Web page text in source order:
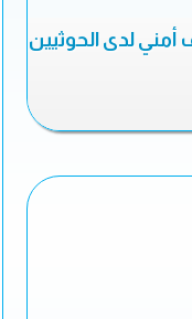
لدى الحوثيين